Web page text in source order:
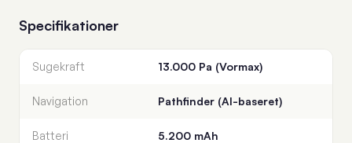
Specifikationer
Sugekraft 13.000 Pa (Vormax)
Navigation Pathfinder (AI-baseret)
Batteri 5.200 mAh